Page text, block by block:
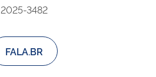
2025-3482
FALA.BR